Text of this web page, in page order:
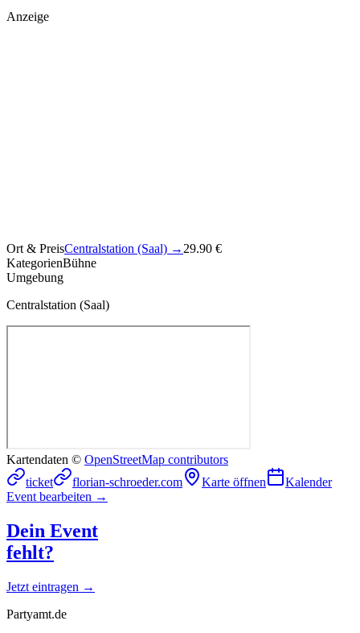
Anzeige
Ort & PreisCentralstation (Saal) → 29.90 €
KategorienBühne
Umgebung
Centralstation (Saal)
Kartendaten © OpenStreetMap contributors
ticket
florian-schroeder.com Karte öffnen
Kalender
Event bearbeiten →
Dein Event
fehlt?
Jetzt eintragen →
Partyamt.de